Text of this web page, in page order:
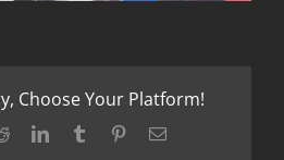
Choose Your Platform!
RedditLinkedInTumblr PinterestEmail